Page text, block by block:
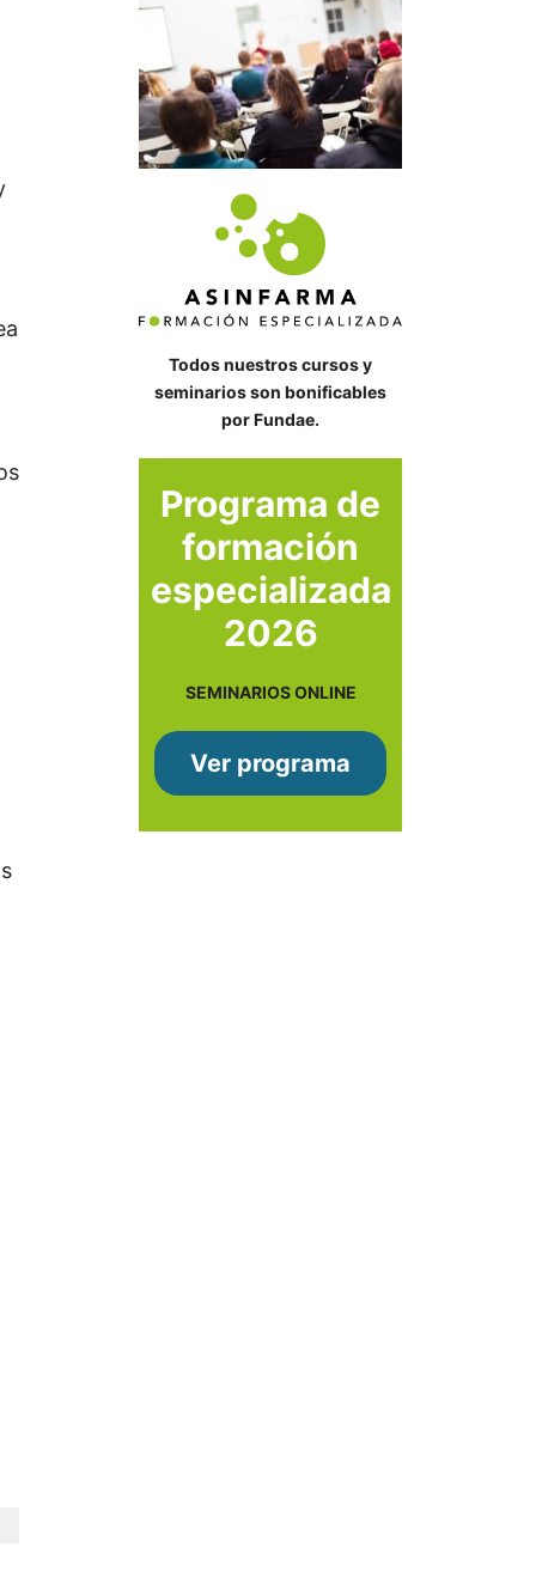
Todos nuestros cursos y
seminarios son bonificables
por Fundae.
Programa de
formación
especializada
2026
SEMINARIOS ONLINE
Ver programa